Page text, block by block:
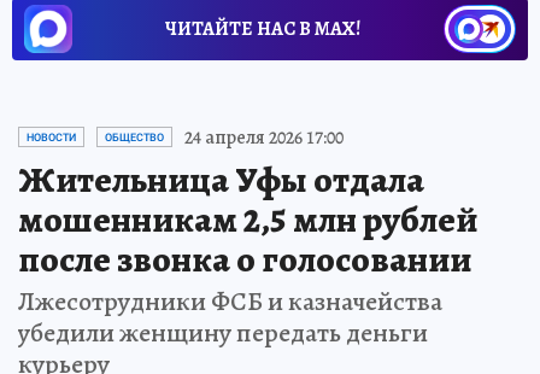
ЧИТАЙТЕ НАС В МАХ!
НОВОСТИ ОБЩЕСТВО 24 апреля 2026 17:00
Жительница Уфы отдала
мошенникам 2,5 млн рублей
после звонка о голосовании
Лжесотрудники ФСБ и казначейства
убедили женщину передать деньги
курьеру